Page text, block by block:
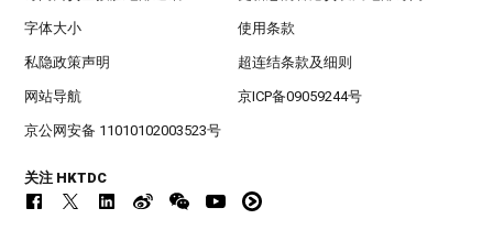
字体大小 使用条款
私隐政策声明 超连结条款及细则
网站导航 京ICP备09059244号
京公网安备 11010102003523号
关注 HKTDC